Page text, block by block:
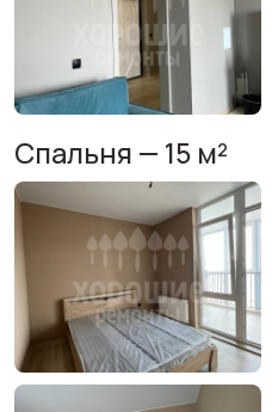
Спальня — 15 м²